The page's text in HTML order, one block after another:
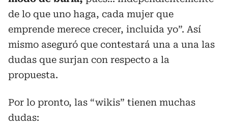
de lo que uno haga, cada mujer que
emprende merece crecer, incluida yo”. Así
mismo aseguró que contestará una a una las
dudas que surjan con respecto a la
propuesta.
Por lo pronto, las “wikis” tienen muchas
dudas: